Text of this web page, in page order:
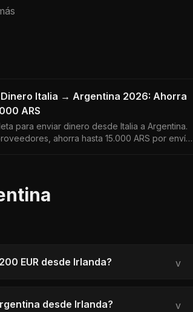
Dinero Italia → Argentina 2026: Ahorra
ARS
para enviar dinero desde Italia a Argentina.
ahorra hasta 15.000 ARS por envío
EUR desde Irlanda? v
desde Irlanda? v